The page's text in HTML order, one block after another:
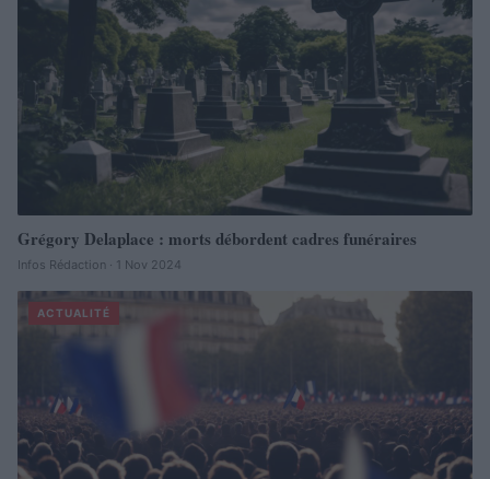
Grégory Delaplace : morts débordent cadres funéraires
Infos Rédaction · 1 Nov 2024
ACTUALITÉ